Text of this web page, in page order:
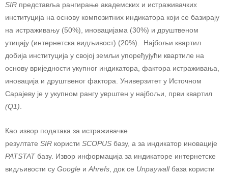
SIR представља рангирање академских и истраживачких
институција на основу композитних индикатора који се базирају
на истраживању (50%), иновацијама (30%) и друштвеном
утицају (интернетска видљивост) (20%). Најбољи квартил
добија институција у својој земљи упоређујући квартиле на
основу вриједности укупног индикатора, фактора истраживања,
иновација и друштвеног фактора. Универзитет у Источном
Сарајеву је у укупном рангу уврштен у најбољи, први квартил
(Q1).
Као извор података за истраживачке
резултате SIR користи SCOPUS базу, а за индикатор иновације
PATSTATбазу. Извор информација за индикаторе интернетске
видљивости су Google и Ahrefs , док се Unpaywallбаза користи